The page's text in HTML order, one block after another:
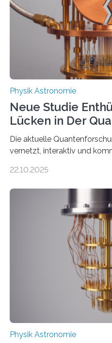
Der lange diskutierte
gefunden. Kurz darauf
Thorium tatsächlich nutzen
Physik Astronomie
Neue Studie
Lücken in Der
Die aktuelle
vernetzt, interaktiv und
oft von Autor*innen, die eng
werden schnell
der Forschung der
Jahre alt geworden ist,
Internationalen Jahr der
technologie ausgerufen hat.
internationale
22.10.2025
Physik Astronomie